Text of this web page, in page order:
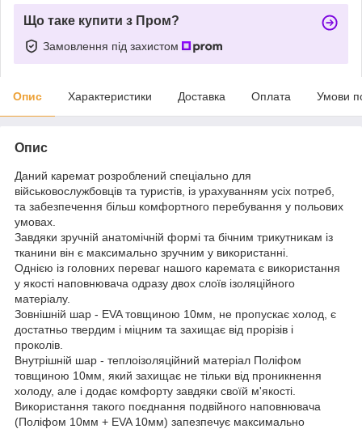
Що таке купити з Пром?
Замовлення під захистом
Опис Характеристики Доставка Оплата Умови
Опис
Даний каремат розроблений спеціально для
військовослужбовців та туристів, із урахуванням усіх потреб,
та забезпечення більш комфортного перебування у польових
умовах.
Завдяки зручній анатомічній формі та бічним трикутникам із
тканини він є максимально зручним у використанні.
Однією із головних переваг нашого каремата є використання
у якості наповнювача одразу двох слоїв ізоляційного
матеріалу.
Зовнішній шар - EVA товщиною 10мм, не пропускає холод, є
достатньо твердим і міцним та захищає від прорізів і
проколів.
Внутрішній шар - теплоізоляційний матеріал Поліфом
товщиною 10мм, який захищає не тільки від проникнення
холоду, але і додає комфорту завдяки своїй м'якості.
Використання такого поєднання подвійного наповнювача
(Поліфом 10мм + EVA 10мм) запезпечує максимально